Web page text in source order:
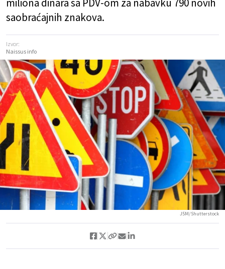
miliona dinara sa PDV-om za nabavku 790 novih
saobraćajnih znakova.
Izvor:
Naissus info
J5M/Shutterstock